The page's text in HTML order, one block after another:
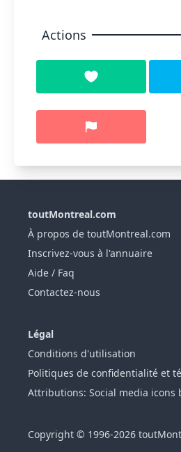
Actions
toutMontreal.com
À propos de toutMontreal.com
Inscrivez-vous à l'annuaire
Aide / Faq
Contactez-nous
Légal
Conditions d'utilisation
Politiques de confidentialité et
Attributions: Social media icons
Copyright © 1996-2026